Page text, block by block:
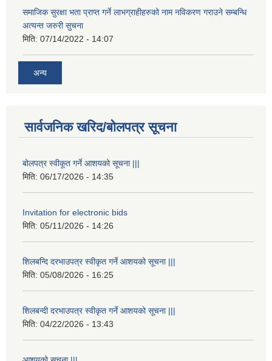
समाजिक सुरक्षा भता प्राप्त गर्ने लाभग्राहीहरुको नाम नविकरण गराउने सम्बन्धि
अत्यन्त जरुरी सुचना
मिति: 07/14/2022 - 14:07
अन्य
सार्वजनिक खरिद/बोलपत्र सूचना
बोलपत्र स्वीकूत गर्ने आशयको सूचना |||
मिति: 06/17/2026 - 14:35
Invitation for electronic bids
मिति: 05/11/2026 - 14:26
शिलबन्दि दरभाउपत्र स्वीकृत गर्ने आशयको सूचना |||
मिति: 05/08/2026 - 16:25
शिलबन्दी दरभाउपत्र स्वीकृत गर्ने आशयको सूचना |||
मिति: 04/22/2026 - 13:43